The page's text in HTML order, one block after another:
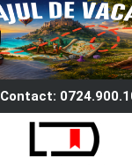
Contact: